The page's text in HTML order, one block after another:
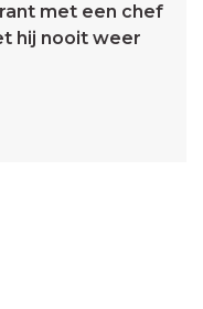
met een chef
hij nooit weer